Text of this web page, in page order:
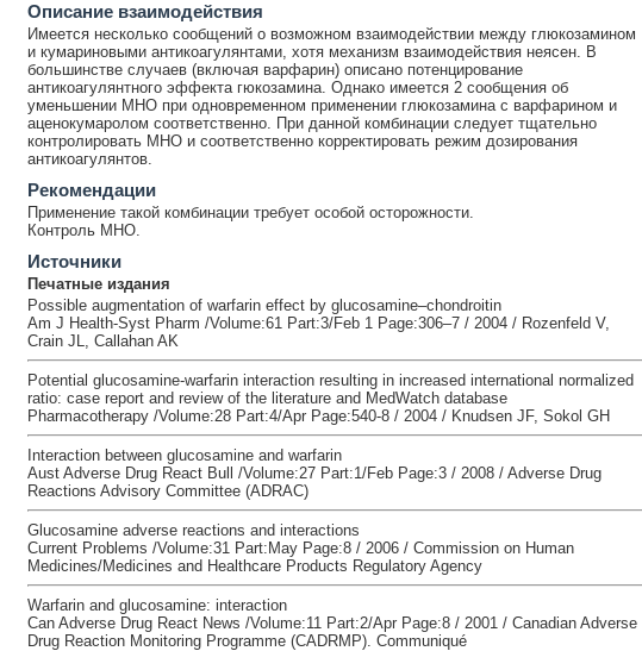
Описание взаимодействия
Имеется несколько сообщений о возможном взаимодействии между глюкозамином
и кумариновыми антикоагулянтами, хотя механизм взаимодействия неясен. В
большинстве случаев (включая варфарин) описано потенцирование
антикоагулянтного эффекта гюкозамина. Однако имеется 2 сообщения об
уменьшении МНО при одновременном применении глюкозамина с варфарином и
аценокумаролом соответственно. При данной комбинации следует тщательно
контролировать МНО и соответственно корректировать режим дозирования
антикоагулянтов.
Рекомендации
Применение такой комбинации требует особой осторожности.
Контроль МНО.
Источники
Печатные издания
Possible augmentation of warfarin effect by glucosamine–chondroitin
Am J Health-Syst Pharm /Volume:61 Part:3/Feb 1 Page:306–7 / 2004 / Rozenfeld V,
Crain JL, Callahan AK
Potential glucosamine-warfarin interaction resulting in increased international normalized
ratio: case report and review of the literature and MedWatch database
Pharmacotherapy /Volume:28 Part:4/Apr Page:540-8 / 2004 / Knudsen JF, Sokol GH
Interaction between glucosamine and warfarin
Aust Adverse Drug React Bull /Volume:27 Part:1/Feb Page:3 / 2008 / Adverse Drug
Reactions Advisory Committee (ADRAC)
Glucosamine adverse reactions and interactions
Current Problems /Volume:31 Part:May Page:8 / 2006 / Commission on Human
Medicines/Medicines and Healthcare Products Regulatory Agency
Warfarin and glucosamine: interaction
Can Adverse Drug React News /Volume:11 Part:2/Apr Page:8 / 2001 / Canadian Adverse
Drug Reaction Monitoring Programme (CADRMP). Communiqué